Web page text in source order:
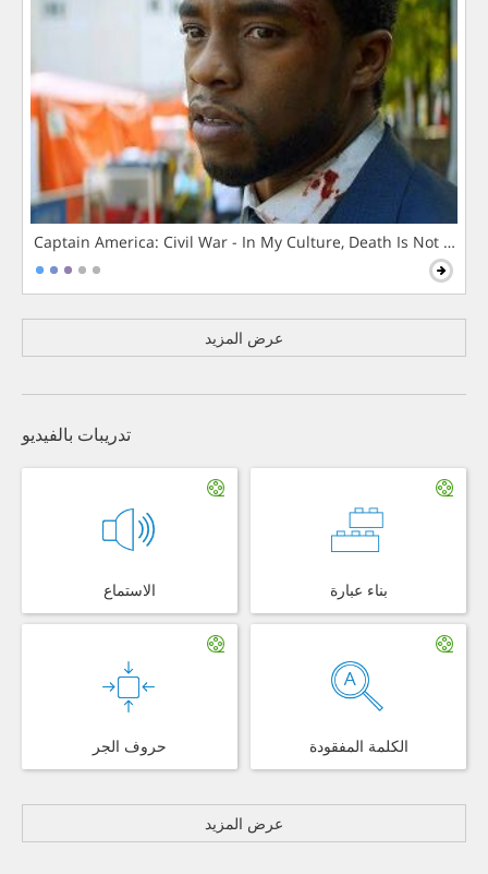
Captain America: Civil War - In My Culture, Death Is Not The
عرض المزيد
تدريبات بالفيديو
الاستماع بناء عبارة
حروف الجر الكلمة المفقودة
عرض المزيد